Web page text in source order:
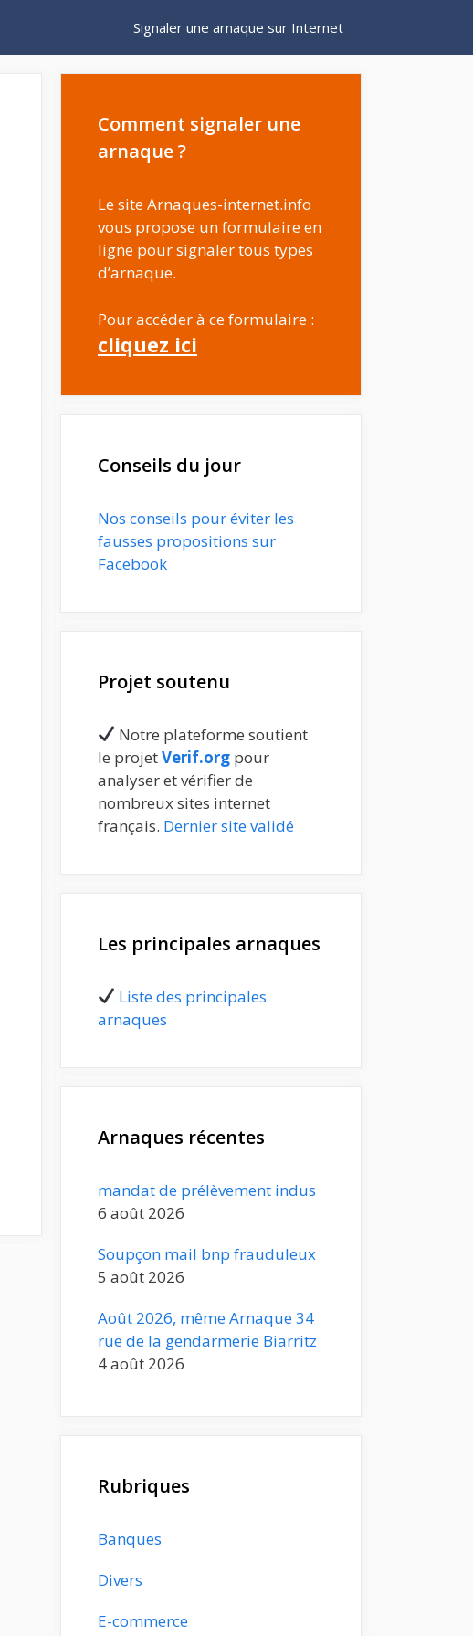
Signaler une arnaque sur Internet
Comment signaler une
arnaque ?
Le site Arnaques-internet.info
vous propose un formulaire en
ligne pour signaler tous types
d’arnaque.
Pour accéder à ce formulaire :
cliquez ici
Conseils du jour
Nos conseils pour éviter les
fausses propositions sur
Facebook
Projet soutenu
Notre plateforme soutient
le projetVerif.org pour
analyser et vérifier de
nombreux sites internet
français. Dernier site validé
Les principales arnaques
Liste des principales
arnaques
Arnaques récentes
mandat de prélèvement indus
6 août 2026
Soupçon mail bnp frauduleux
5 août 2026
Août 2026, même Arnaque 34
rue de la gendarmerie Biarritz
4 août 2026
Rubriques
Banques
Divers
E-commerce